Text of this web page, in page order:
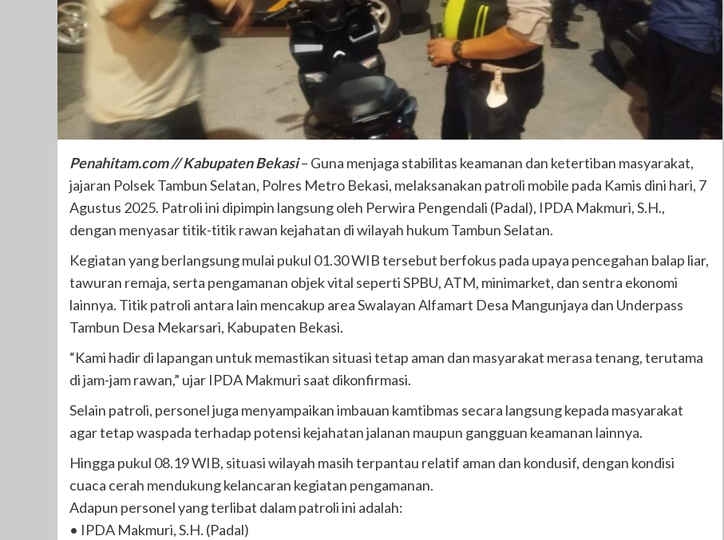
Penahitam.com // Kabupaten Bekasi– Guna menjaga stabilitas keamanan dan ketertiban masyarakat,
jajaran Polsek Tambun Selatan, Polres Metro Bekasi, melaksanakan patroli mobile pada Kamis dini hari, 7
Agustus 2025. Patroli ini dipimpin langsung oleh Perwira Pengendali (Padal), IPDA Makmuri, S.H.,
dengan menyasar titik-titik rawan kejahatan di wilayah hukum Tambun Selatan.
Kegiatan yang berlangsung mulai pukul 01.30 WIB tersebut berfokus pada upaya pencegahan balap liar,
tawuran remaja, serta pengamanan objek vital seperti SPBU, ATM, minimarket, dan sentra ekonomi
lainnya. Titik patroli antara lain mencakup area Swalayan Alfamart Desa Mangunjaya dan Underpass
Tambun Desa Mekarsari, Kabupaten Bekasi.
“Kami hadir di lapangan untuk memastikan situasi tetap aman dan masyarakat merasa tenang, terutama
di jam-jam rawan,” ujar IPDA Makmuri saat dikonfirmasi.
Selain patroli, personel juga menyampaikan imbauan kamtibmas secara langsung kepada masyarakat
agar tetap waspada terhadap potensi kejahatan jalanan maupun gangguan keamanan lainnya.
Hingga pukul 08.19 WIB, situasi wilayah masih terpantau relatif aman dan kondusif, dengan kondisi
cuaca cerah mendukung kelancaran kegiatan pengamanan.
Adapun personel yang terlibat dalam patroli ini adalah:
• IPDA Makmuri, S.H. (Padal)